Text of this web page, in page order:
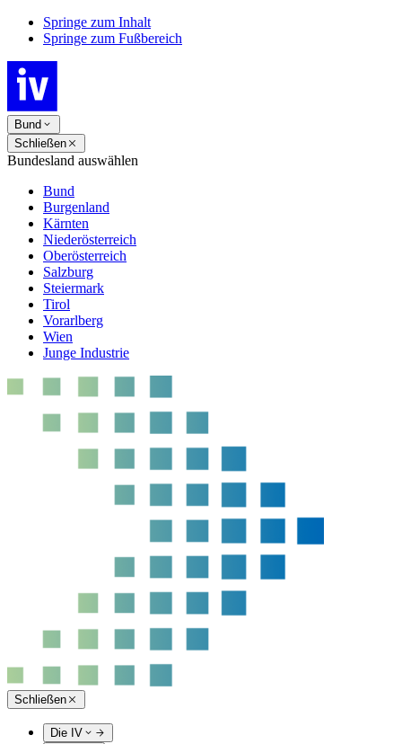
Springe zum Inhalt
Springe zum Fußbereich
Bund
Schließen
Bundesland auswählen
Bund
Burgenland
Kärnten
Niederösterreich
Oberösterreich
Salzburg
Steiermark
Tirol
Vorarlberg
Wien
Junge Industrie
Schließen
Die IV